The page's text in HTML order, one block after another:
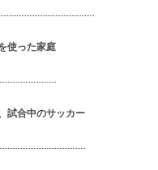
使った家庭
試合中のサッカー